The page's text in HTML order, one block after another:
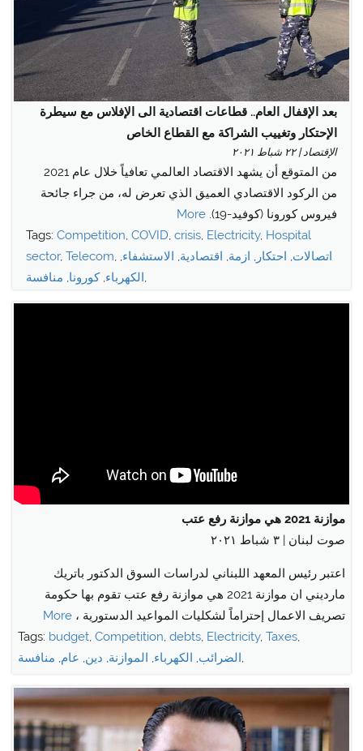
بعد الإقفال العام.. قطاعات اقتصادية الى الإفلاس مع سيطرة
الإحتكار وتغييب الشراكة مع القطاع الخاص
الإقتصاد | ٢٢ شباط ٢٠٢١
من المتوقع أن يشهد ​الاقتصاد العالمي​ تعافياً خلال عام 2021
من ​الركود الاقتصادي​ العميق الذي تعرض له، من جراء جائحة
فيروس كورونا (كوفيد-19).
Tags: Competition, COVID, crisis, Electricity, Hospital
sector, Telecom, اتصالات, احتكار , ازمة, اقتصادية, الاستشفاء,
الكهرباء,كورونا, منافسة ,
موازنة 2021 هي موازنة رفع عتب
صوت لبنان | ٣ شباط ٢٠٢١
اعتبر رئيس المعهد اللبناني لدراسات السوق الدكتور باتريك
مارديني ان موازنة 2021 هي موازنة رفع عتب تقوم بها حكومة
تصريف الاعمال إحتراماً لشكليات المواعيد الدستورية ،
Tags: budget, Competition, debts, Electricity, Taxes,
الضرائب, الكهرباء, الموازنة, دين, عام, منافسة ,